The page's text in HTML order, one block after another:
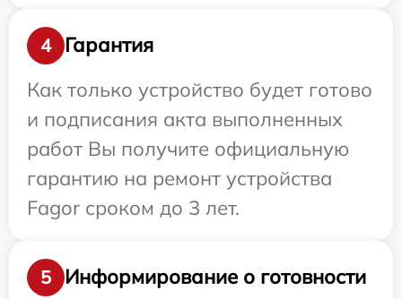
4
Гарантия
Как только устройство будет готово
и подписания акта выполненных
работ Вы получите официальную
гарантию на ремонт устройства
Fagor сроком до 3 лет.
5
Информирование о готовности